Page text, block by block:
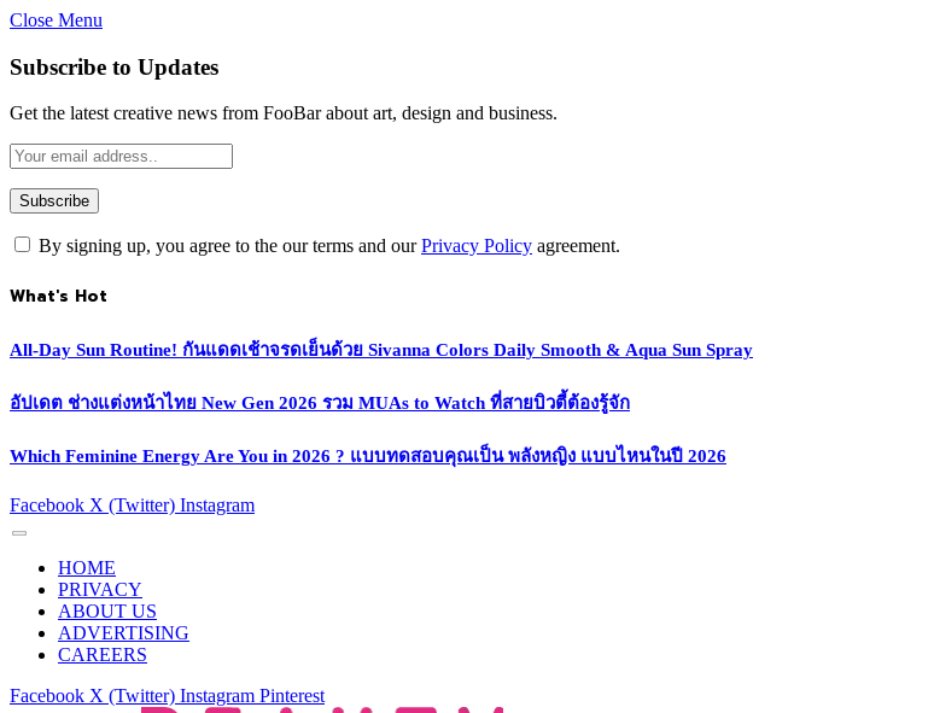
Close Menu
Subscribe to Updates
Get the latest creative news from FooBar about art, design and business.
By signing up, you agree to the our terms and ourPrivacy Policy agreement.
What's Hot
All-Day Sun Routine! กันแดดเช้าจรดเย็นด้วย Sivanna Colors Daily Smooth & Aqua Sun Spray
อัปเดต ช่างแต่งหน้าไทย New Gen 2026 รวม MUAs to Watch ที่สายบิวตี้ต้องรู้จัก
Which Feminine Energy Are You in 2026 ? แบบทดสอบคุณเป็น พลังหญิง แบบไหนในปี 2026
Facebook X (Twitter) Instagram
HOME
PRIVACY
ABOUT US
ADVERTISING
CAREERS
Facebook X (Twitter) Instagram Pinterest